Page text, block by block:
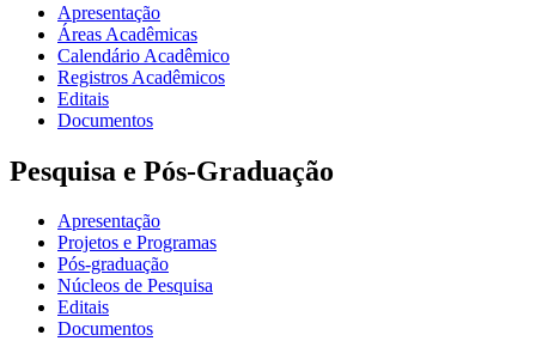
Apresentação
Áreas Acadêmicas
Calendário Acadêmico
Registros Acadêmicos
Editais
Documentos
Pesquisa e Pós-Graduação
Apresentação
Projetos e Programas
Pós-graduação
Núcleos de Pesquisa
Editais
Documentos